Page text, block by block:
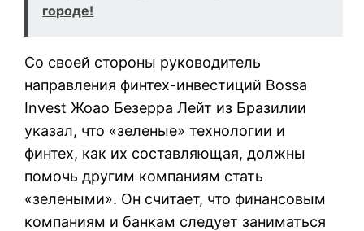
городе!
Со своей стороны руководитель
направления финтех-инвестиций Bossa
Invest Жоао Безерра Лейт из Бразилии
указал, что «зеленые» технологии и
финтех, как их составляющая, должны
помочь другим компаниям стать
«зелеными». Он считает, что финансовым
компаниям и банкам следует заниматься